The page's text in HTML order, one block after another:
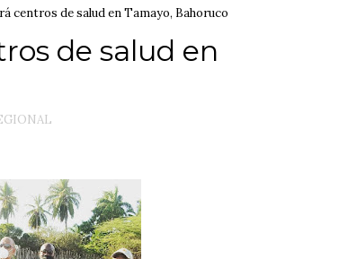
centros de salud en Tamayo, Bahoruco
de salud en